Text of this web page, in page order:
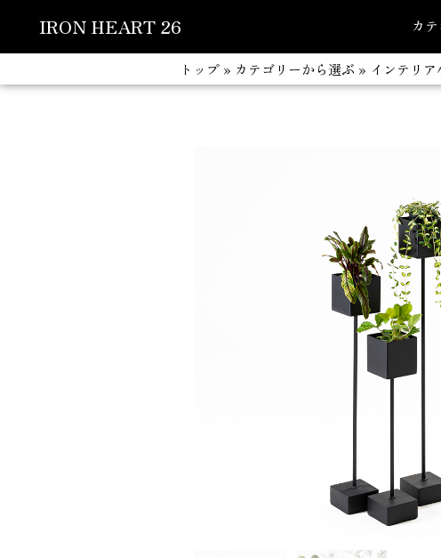
IRON HEART 26 カ
トップ » カテゴリーから選ぶ » インテリア